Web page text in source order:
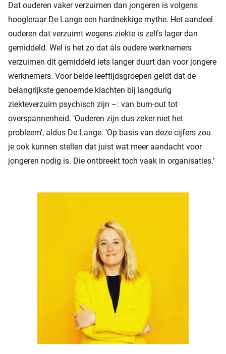
Dat ouderen vaker verzuimen dan jongeren is volgens
hoogleraar De Lange een hardnekkige mythe. Het aandeel
ouderen dat verzuimt wegens ziekte is zelfs lager dan
gemiddeld. Wel is het zo dat áls oudere werknemers
verzuimen dit gemiddeld iets langer duurt dan voor jongere
werknemers. Voor beide leeftijdsgroepen geldt dat de
belangrijkste genoemde klachten bij langdurig
ziekteverzuim psychisch zijn –: van burn-out tot
overspannenheid. ‘Ouderen zijn dus zeker niet het
probleem’, aldus De Lange. ‘Op basis van deze cijfers zou
je ook kunnen stellen dat juist wat meer aandacht voor
jongeren nodig is. Die ontbreekt toch vaak in organisaties.’